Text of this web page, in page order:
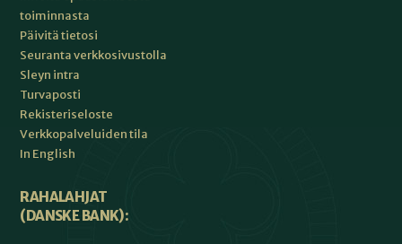
toiminnasta
Päivitä tietosi
Seuranta verkkosivustolla
Sleyn intra
Turvaposti
Rekisteriseloste
Verkkopalveluiden tila
In English
RAHALAHJAT
(DANSKE BANK):